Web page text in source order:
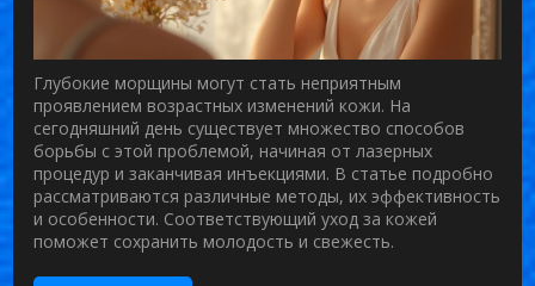
Глубокие морщины могут стать неприятным
проявлением возрастных изменений кожи. На
сегодняшний день существует множество способов
борьбы с этой проблемой, начиная от лазерных
процедур и заканчивая инъекциями. В статье подробно
рассматриваются различные методы, их эффективность
и особенности. Соответствующий уход за кожей
поможет сохранить молодость и свежесть.